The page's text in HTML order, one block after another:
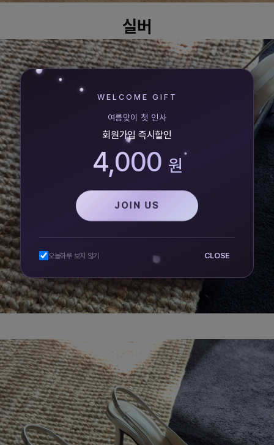
실버
WELCOME GIFT
여름맞이 첫 인사
회원가입 즉시할인
4,000 원
JOIN US
오늘하루 보지 않기 CLOSE